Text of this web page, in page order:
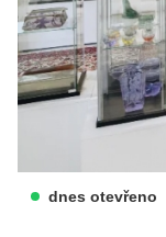
dnes otevřeno